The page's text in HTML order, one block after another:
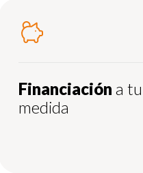
Financiación a tu
medida